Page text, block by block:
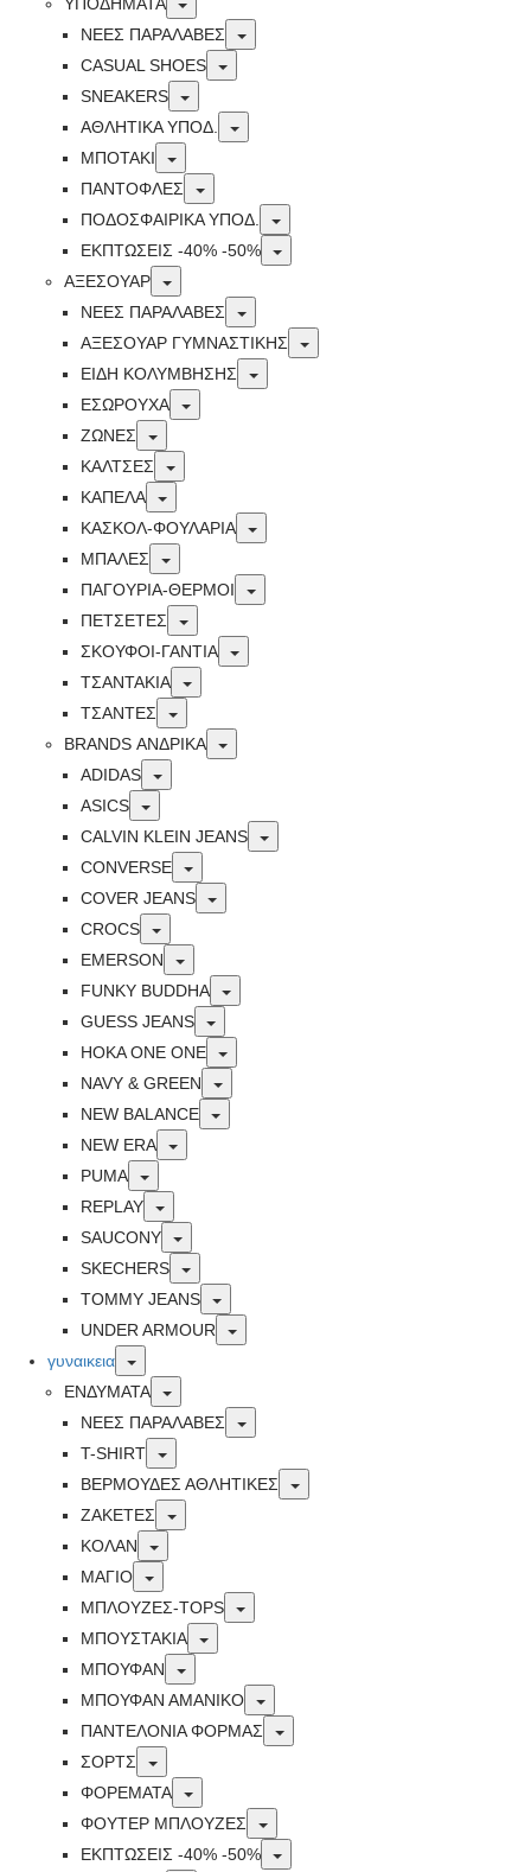
ΝΕΕΣ ΠΑΡΑΛΑΒΕΣ
Toggle
CASUAL SHOES
Toggle
SNEAKERS
Toggle
ΑΘΛΗΤΙΚΑ ΥΠΟΔ.
Toggle
ΜΠΟΤΑΚΙ
Toggle
ΠΑΝΤΟΦΛΕΣ
Toggle
ΠΟΔΟΣΦΑΙΡΙΚΆ ΥΠΟΔ.
Toggle
ΕΚΠΤΏΣΕΙΣ -40% -50%
Toggle
ΑΞΕΣΟΥΑΡ
Toggle
ΝΕΕΣ ΠΑΡΑΛΑΒΕΣ
Toggle
ΑΞΕΣΟΥΑΡ ΓΥΜΝΑΣΤΙΚΗΣ
Toggle
ΕΙΔΗ ΚΟΛΥΜΒΗΣΗΣ
Toggle
ΕΣΩΡΟΥΧΑ
Toggle
ΖΩΝΕΣ
Toggle
ΚΑΛΤΣΕΣ
Toggle
ΚΑΠΕΛΑ
Toggle
ΚΑΣΚΟΛ-ΦΟΥΛΑΡΙΑ
Toggle
ΜΠΑΛΕΣ
Toggle
ΠΑΓΟΥΡΙΑ-ΘΕΡΜΟΙ
Toggle
ΠΕΤΣΈΤΕΣ
Toggle
ΣΚΟΥΦΟΙ-ΓΑΝΤΙΑ
Toggle
ΤΣΑΝΤΑΚΙΑ
Toggle
ΤΣΑΝΤΕΣ
Toggle
BRANDS ΑΝΔΡΙΚΆ
Toggle
ADIDAS
Toggle
ASICS
Toggle
CALVIN KLEIN JEANS
Toggle
CONVERSE
Toggle
COVER JEANS
Toggle
CROCS
Toggle
EMERSON
Toggle
FUNKY BUDDHA
Toggle
GUESS JEANS
Toggle
HOKA ONE ONE
Toggle
NAVY & GREEN
Toggle
NEW BALANCE
Toggle
NEW ERA
Toggle
PUMA
Toggle
REPLAY
Toggle
SAUCONY
Toggle
SKECHERS
Toggle
TOMMY JEANS
Toggle
UNDER ARMOUR
Toggle
γυναικεια
Toggle
ΕΝΔΥΜΑΤΑ
Toggle
ΝΕΕΣ ΠΑΡΑΛΑΒΕΣ
Toggle
T-SHIRT
Toggle
ΒΕΡΜΟΥΔΕΣ ΑΘΛΗΤΙΚΕΣ
Toggle
ΖΑΚΕΤΕΣ
Toggle
ΚΟΛΑΝ
Toggle
ΜΑΓΙΟ
Toggle
ΜΠΛΟΥΖΕΣ-TOPS
Toggle
ΜΠΟΥΣΤΑΚΙΑ
Toggle
ΜΠΟΥΦΑΝ
Toggle
ΜΠΟΥΦΑΝ ΑΜΑΝΙΚΟ
Toggle
ΠΑΝΤΕΛΟΝΙΑ ΦΟΡΜΑΣ
Toggle
ΣΟΡΤΣ
Toggle
ΦΟΡΕΜΑΤΑ
Toggle
ΦΟΥΤΕΡ ΜΠΛΟΥΖΕΣ
Toggle
ΕΚΠΤΏΣΕΙΣ -40% -50%
Toggle